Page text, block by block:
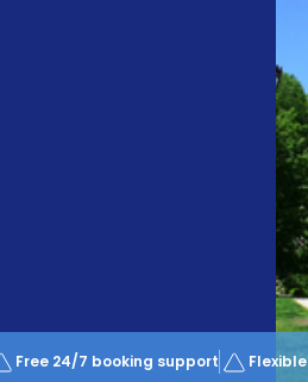
Free 24/7 booking support